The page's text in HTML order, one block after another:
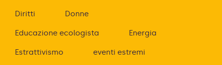
Diritti Donne
Educazione ecologista Energia
Estrattivismo eventi estremi